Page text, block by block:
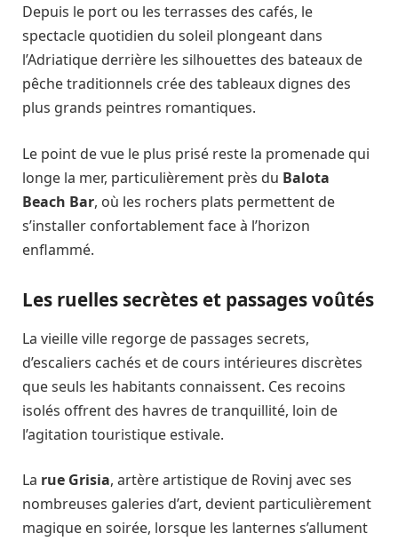
Depuis le port ou les terrasses des cafés, le
spectacle quotidien du soleil plongeant dans
l’Adriatique derrière les silhouettes des bateaux de
pêche traditionnels crée des tableaux dignes des
plus grands peintres romantiques.
Le point de vue le plus prisé reste la promenade qui
longe la mer, particulièrement près du Balota
Beach Bar, où les rochers plats permettent de
s’installer confortablement face à l’horizon
enflammé.
Les ruelles secrètes et passages voûtés
La vieille ville regorge de passages secrets,
d’escaliers cachés et de cours intérieures discrètes
que seuls les habitants connaissent. Ces recoins
isolés offrent des havres de tranquillité, loin de
l’agitation touristique estivale.
La rue Grisia, artère artistique de Rovinj avec ses
nombreuses galeries d’art, devient particulièrement
magique en soirée, lorsque les lanternes s’allument